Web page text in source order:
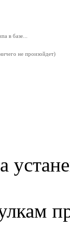
в базе...
не произойдет)